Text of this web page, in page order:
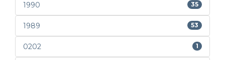
1990 35
1989 53
0202 1